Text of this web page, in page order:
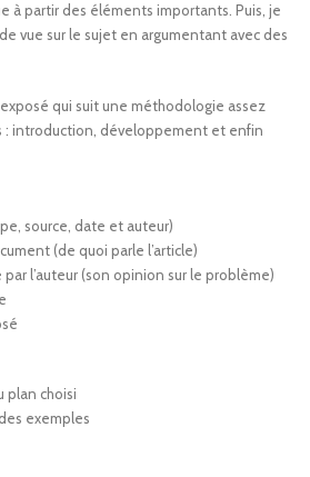
à partir des éléments importants. Puis, je
vue sur le sujet en argumentant avec des
qui suit une méthodologie assez
: introduction, développement et enfin
source, date et auteur)
(de quoi parle l’article)
l’auteur (son opinion sur le problème)
plan choisi
exemples